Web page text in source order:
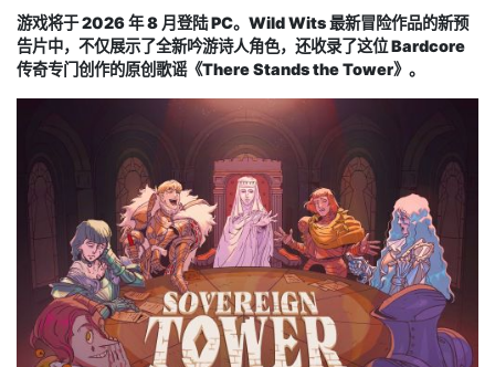
游戏将于 2026 年 8 月登陆 PC。Wild Wits 最新冒险作品的新预
告片中，不仅展示了全新吟游诗人角色，还收录了这位 Bardcore
传奇专门创作的原创歌谣《There Stands the Tower》。